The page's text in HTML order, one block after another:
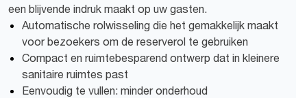
een blijvende indruk maakt op uw gasten.
Automatische rolwisseling die het gemakkelijk maakt
voor bezoekers om de reserverol te gebruiken
Compact en ruimtebesparend ontwerp dat in kleinere
sanitaire ruimtes past
Eenvoudig te vullen: minder onderhoud